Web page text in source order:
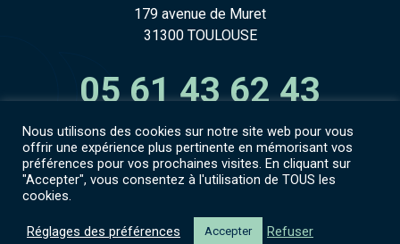
179 avenue de Muret
31300 TOULOUSE
05 61 43 62 43
Accès espace numérique
Politique de confidentialité
Nous utilisons des cookies sur notre site web pour vous
offrir une expérience plus pertinente en mémorisant vos
préférences pour vos prochaines visites. En cliquant sur
"Accepter", vous consentez à l'utilisation de TOUS les
cookies.
Réglages des préférences Accepter Refuser